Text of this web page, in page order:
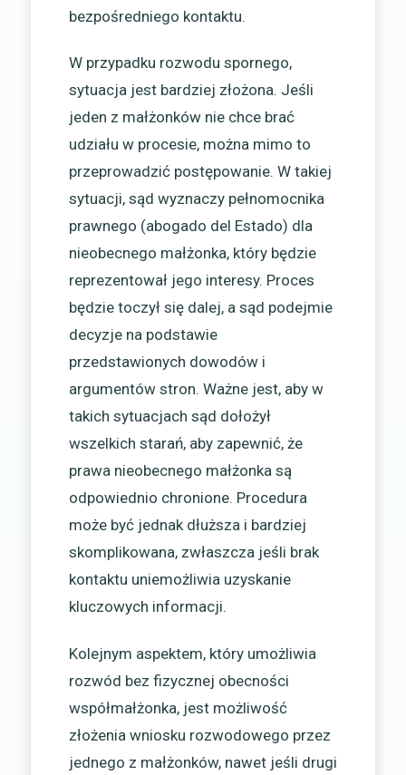
bezpośredniego kontaktu.
W przypadku rozwodu spornego,
sytuacja jest bardziej złożona. Jeśli
jeden z małżonków nie chce brać
udziału w procesie, można mimo to
przeprowadzić postępowanie. W takiej
sytuacji, sąd wyznaczy pełnomocnika
prawnego (abogado del Estado) dla
nieobecnego małżonka, który będzie
reprezentował jego interesy. Proces
będzie toczył się dalej, a sąd podejmie
decyzje na podstawie
przedstawionych dowodów i
argumentów stron. Ważne jest, aby w
takich sytuacjach sąd dołożył
wszelkich starań, aby zapewnić, że
prawa nieobecnego małżonka są
odpowiednio chronione. Procedura
może być jednak dłuższa i bardziej
skomplikowana, zwłaszcza jeśli brak
kontaktu uniemożliwia uzyskanie
kluczowych informacji.
Kolejnym aspektem, który umożliwia
rozwód bez fizycznej obecności
współmałżonka, jest możliwość
złożenia wniosku rozwodowego przez
jednego z małżonków, nawet jeśli drugi